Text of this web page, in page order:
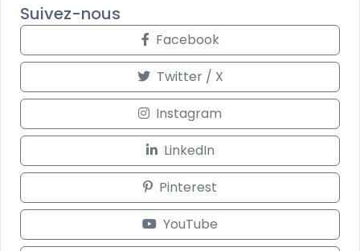
Suivez-nous
Facebook
Twitter / X
Instagram
LinkedIn
Pinterest
YouTube